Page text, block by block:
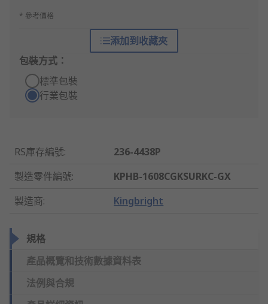
* 參考價格
添加到收藏夾
包裝方式：
標準包裝
行業包裝
RS庫存編號:
236-4438P
製造零件編號:
KPHB-1608CGKSURKC-GX
製造商: Kingbright
規格
產品概覽和技術數據資料表
法例與合規